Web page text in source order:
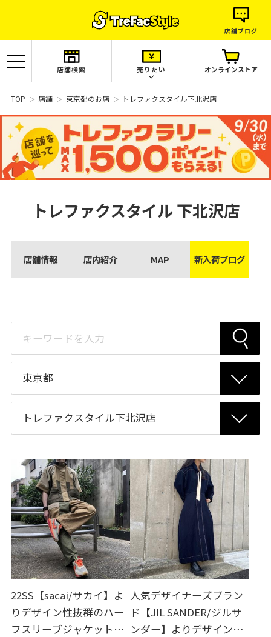
店舗ブログ
店舗検索 売りたい オンラインストア
TOP 店舗 東京都のお店 トレファクスタイル下北沢店
トレファクスタイル下北沢店
店舗情報 店内紹介 MAP 新入荷ブログ
22SS【sacai/サカイ】よ
りデザイン性抜群のハー
フスリーブジャケット買
人気デザイナーズブラン
ド【JIL SANDER/ジルサ
ンダー】よりデザイン性